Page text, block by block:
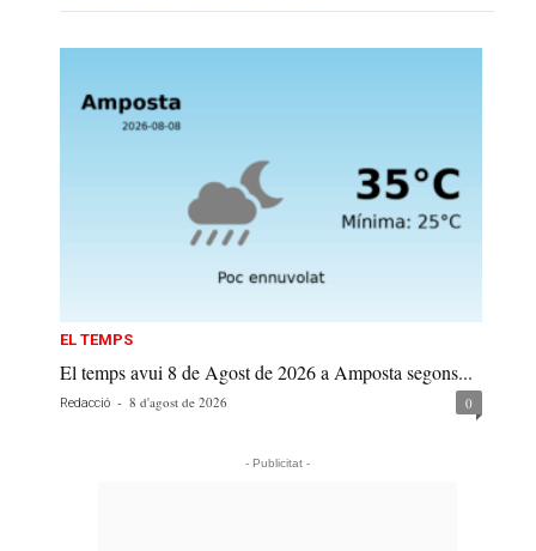
EL TEMPS
El temps avui 8 de Agost de 2026 a Amposta segons...
Redacció - 8 d'agost de 2026 0
- Publicitat -